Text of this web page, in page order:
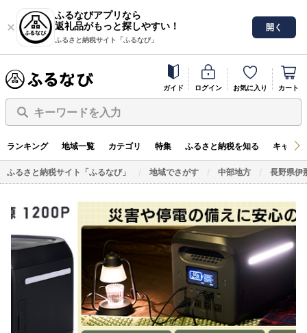
ふるなびアプリなら
返礼品がもっと探しやすい！
ふるさと納税サイト「ふるなび」
開く
ガイド ログイン お気に入り カート
キーワードを入力
ランキング 地域一覧 カテゴリ 特集 ふるさと納税を知る キャン
ふるさと納税サイト「ふるなび」 地域でさがす 中部地方 長野県伊